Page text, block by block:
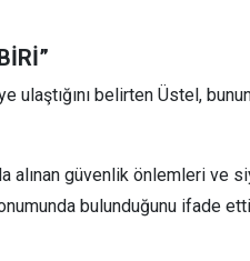
ulaştığını belirten Üstel,
alınan güvenlik önlemleri ve
bulunduğunu ifade